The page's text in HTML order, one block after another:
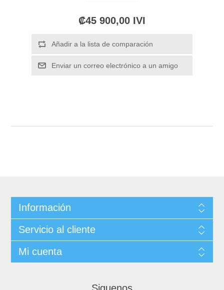
₡45 900,00 IVI
Información
Servicio al cliente
Mi cuenta